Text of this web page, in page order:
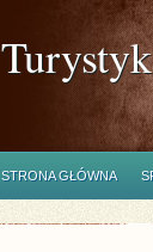
STRONA GŁÓWNA